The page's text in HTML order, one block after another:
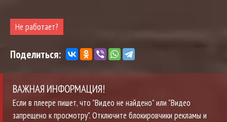
Не работает?
Поделиться:
ВАЖНАЯ ИНФОРМАЦИЯ!
Если в плеере пишет, что "Видео не найдено" или "Видео
запрещено к просмотру". Отключите блокировчики рекламы и